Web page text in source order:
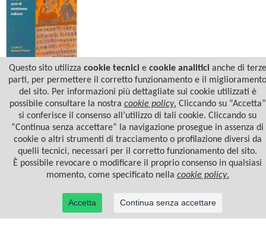
Andrew Harvey
SULLE ORME DI DIO
© 2022 Casa Editrice Astrolabio - Ubaldini Editore S.r.l. - P.IVA 10323461003 |
privacy/cookies
Questo sito utilizza cookie tecnicie cookie analiticianche di terze
parti, per permettere il corretto funzionamento e il miglioramento
del sito. Per informazioni più dettagliate sui cookie utilizzati è
possibile consultare la nostra cookie policy. Cliccando su “Accetta”
si conferisce il consenso all’utilizzo di tali cookie. Cliccando su
“Continua senza accettare” la navigazione prosegue in assenza di
cookie o altri strumenti di tracciamento o profilazione diversi da
quelli tecnici, necessari per il corretto funzionamento del sito.
È possibile revocare o modificare il proprio consenso in qualsiasi
momento, come specificato nella cookie policy.
Accetta Continua senza accettare